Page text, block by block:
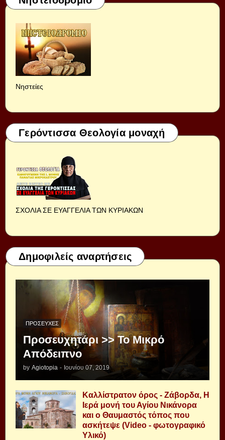
Νηστείες
Γερόντισσα Θεολογία μοναχή
ΣΧΟΛΙΑ ΣΕ ΕΥΑΓΓΕΛΙΑ ΤΩΝ ΚΥΡΙΑΚΩΝ
Δημοφιλείς αναρτήσεις
ΠΡΟΣΕΥΧΈΣ
Προσευχητάρι >> Το Μικρό
Απόδειπνο
by Agiotopia - Ιουνίου 07, 2019
Καλλίστρατον όρος - Ζάβορδα, Η
Ιερά μονή του Αγίου Νικάνορα
και ο Θαυμαστός τόπος που
ασκήτεψε (Video - φωτογραφικό
Υλικό)